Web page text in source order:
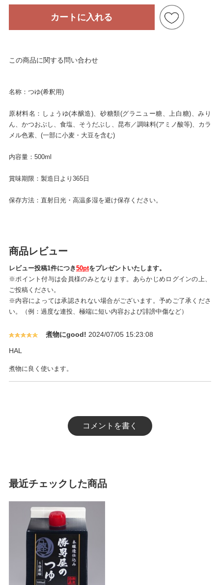
カートに入れる
この商品に関する問い合わせ
名称：つゆ(希釈用)
原材料名：しょうゆ(本醸造)、砂糖類(グラニュー糖、上白糖)、みり
ん、かつおぶし、食塩、そうだぶし、昆布／調味料(アミノ酸等)、カラ
メル色素、(一部に小麦・大豆を含む)
内容量：500ml
賞味期限：製造日より365日
保存方法：直射日光・高温多湿を避け保存ください。
商品レビュー
レビュー投稿1件につき50ptをプレゼントいたします。
※ポイント付与は会員様のみとなります。あらかじめログインの上、
ご投稿ください。
※内容によっては承認されない場合がございます。予めご了承くださ
い。（例：過度な連投、極端に短い内容および誹謗中傷など）
煮物にgood! 2024/07/05 15:23:08
HAL
煮物に良く使います。
コメントを書く
最近チェックした商品